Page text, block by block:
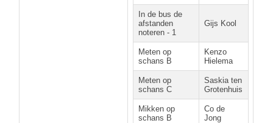
In de bus de
afstanden
noteren - 1
Gijs Kool
Meten op
schans B
Kenzo
Hielema
Meten op
schans C
Saskia ten
Grotenhuis
Mikken op
schans B
Co de
Jong